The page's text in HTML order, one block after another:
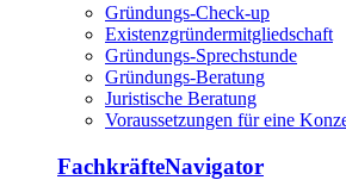
Gründungs-Check-up
Existenzgründermitgliedschaft
Gründungs-Sprechstunde
Gründungs-Beratung
Juristische Beratung
Voraussetzungen für eine
FachkräfteNavigator